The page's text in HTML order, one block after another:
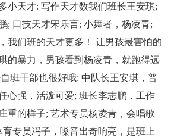
小天才: 写作天才数我们班长王安琪;
; 口技天才宋乐言; 小舞者，杨凌青;
我们班的天才更多！ 让男孩最害怕的
的暴力，男孩看到杨凌青，就跑得远
班干部也很好哦: 中队长王安琪，普
心强，活泼可爱; 班长李志鹏，工作
重的样子; 艺术专员杨凌青，会唱歌
专员冯子，嗓音出奇响亮，是班上